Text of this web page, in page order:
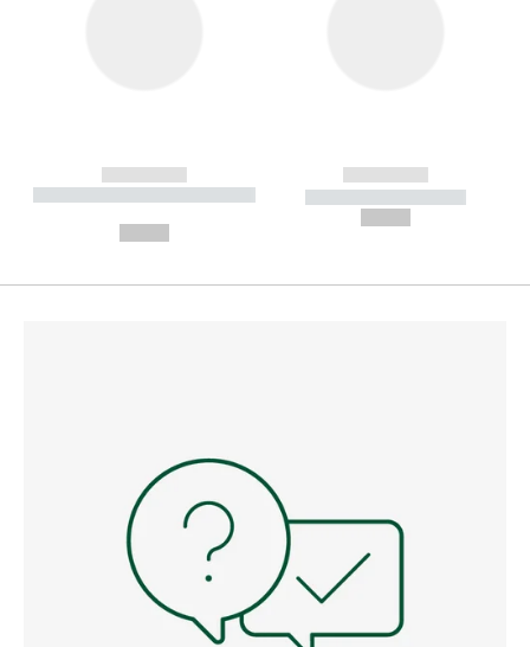
------------
----------- ----------- --------
------------
----------- -----------